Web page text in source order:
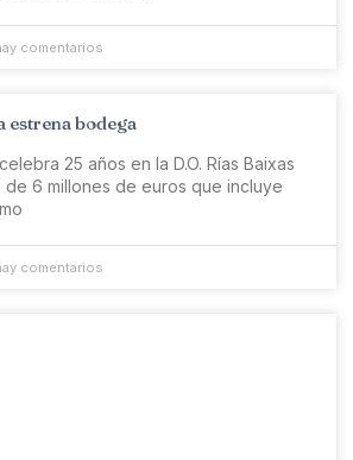
comentarios
estrena bodega
25 años en la D.O. Rías Baixas
de 6 millones de euros que incluye
comentarios